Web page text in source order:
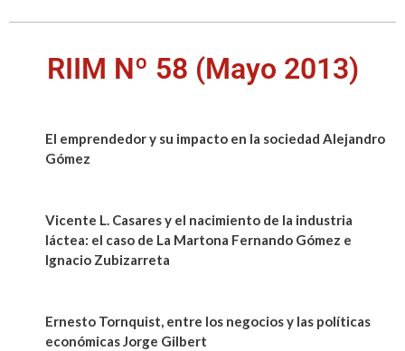
RIIM Nº 58 (Mayo 2013)
El emprendedor y su impacto en la sociedad Alejandro
Gómez
Vicente L. Casares y el nacimiento de la industria
láctea: el caso de La Martona Fernando Gómez e
Ignacio Zubizarreta
Ernesto Tornquist, entre los negocios y las políticas
económicas Jorge Gilbert